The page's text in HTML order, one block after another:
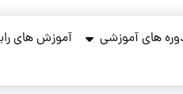
های آموزشی آموزش های